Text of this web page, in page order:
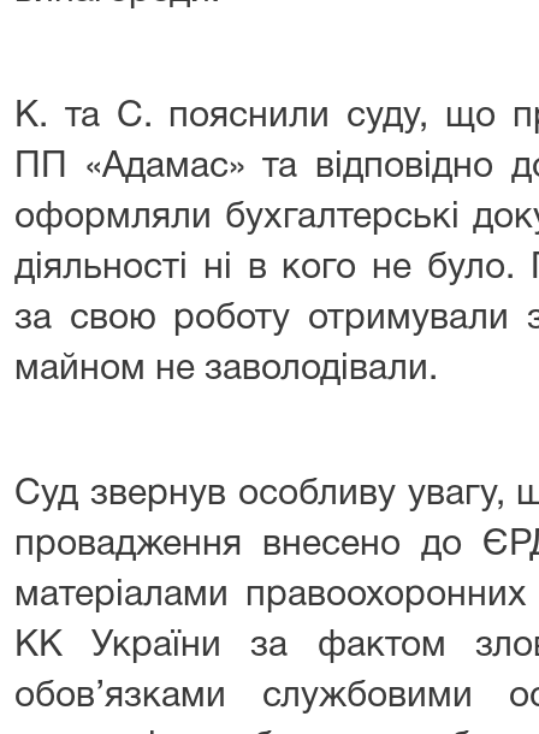
К. та С. пояснили суду, що
ПП «Адамас» та відповідно
оформляли бухгалтерські
діяльності ні в кого не
за свою роботу отримували
майном не заволодівали.
Суд звернув особливу увагу,
провадження внесено до
матеріалами
КК України за фактом
обов’язками службовими